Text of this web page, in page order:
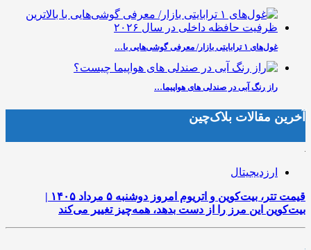
غول‌های ۱ ترابایتی بازار/ معرفی گوشی‌هایی با…
راز رنگ آبی در صندلی های هواپیما…
آخرین مقالات بلاک‌چین
ارزدیجیتال
قیمت تتر، بیت‌کوین و اتریوم امروز دوشنبه ۵ مرداد ۱۴۰۵ |
بیت‌کوین این مرز را از دست بدهد، همه‌چیز تغییر می‌کند